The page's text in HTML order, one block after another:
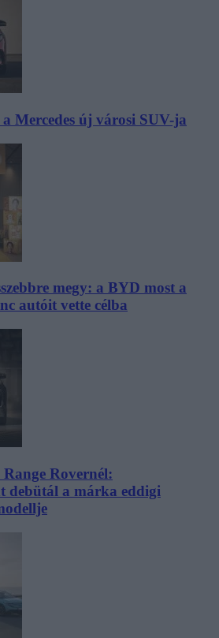
Mercedes új városi SUV-ja
megy: a BYD most a
autóit vette célba
Rovernél:
debütál a márka eddigi